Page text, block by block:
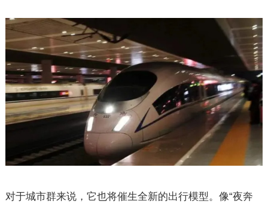
对于城市群来说，它也将催生全新的出行模型。像“夜奔